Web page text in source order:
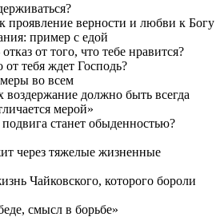
проявление верности и любви к Богу
пример с едой
от того, что тебе нравится?
от тебя ждет Господь?
во всем
должно быть всегда
мерой»
станет обыденностью?
через тяжелые жизненные
Чайковского, которого бороли
смысл в борьбе»